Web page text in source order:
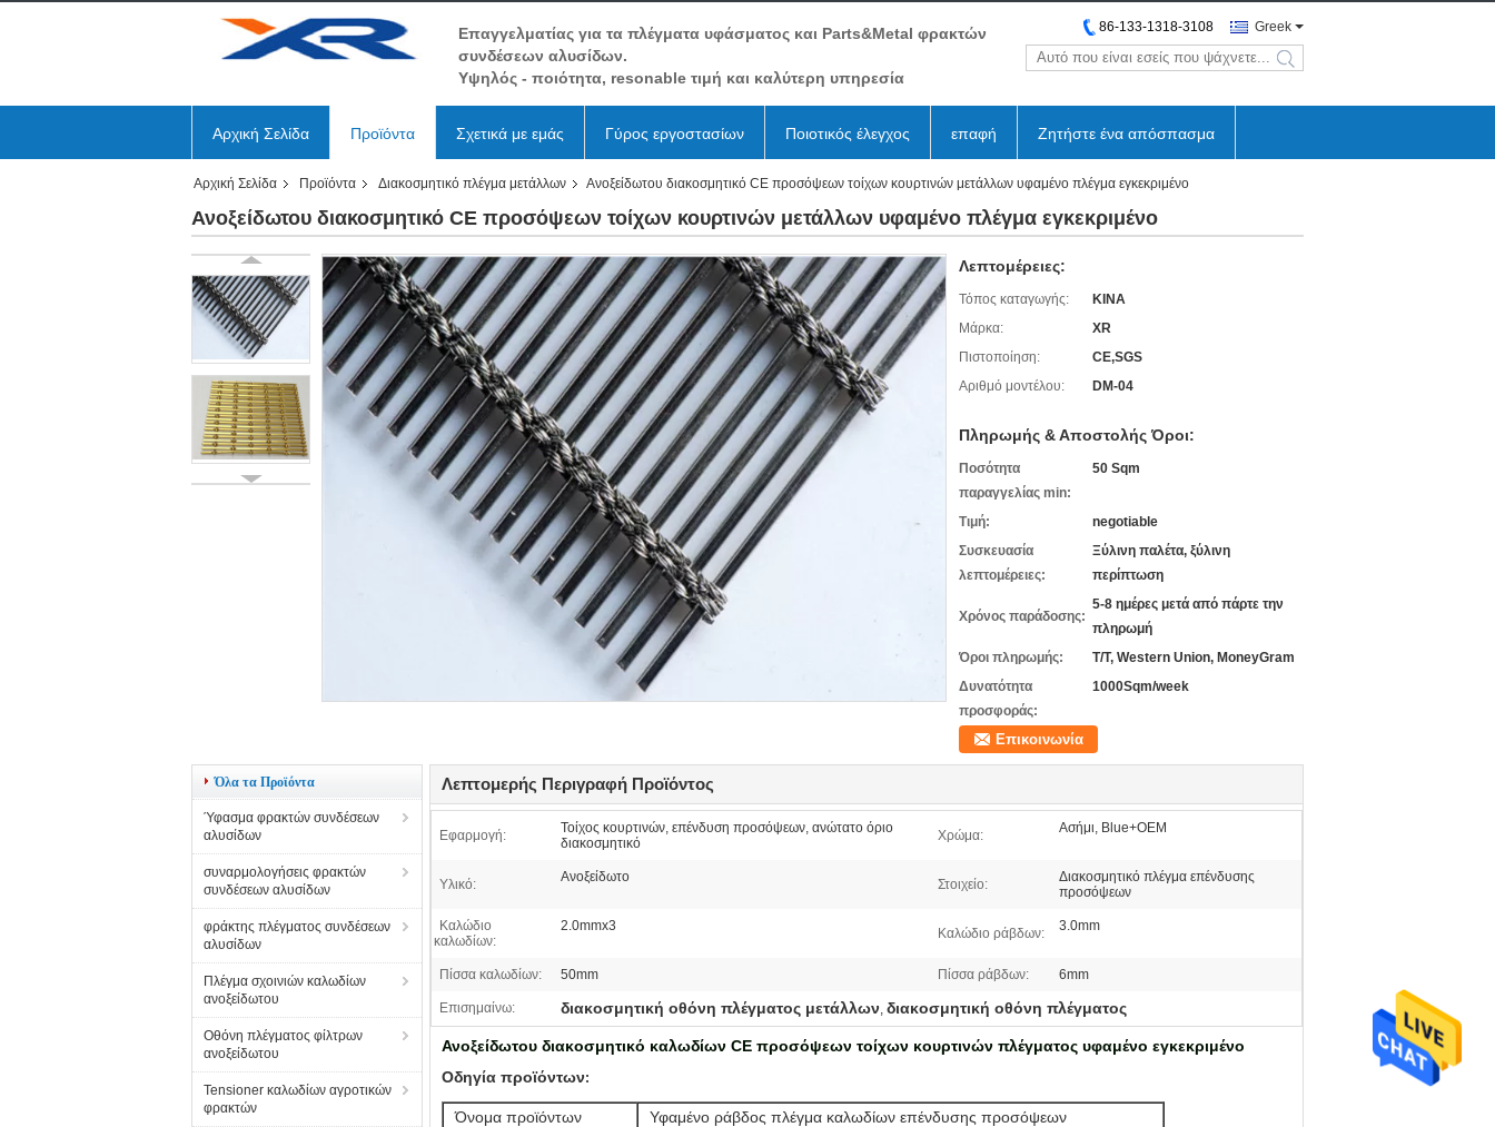
Επαγγελματίας για τα πλέγματα υφάσματος και Parts&Metal φρακτών
συνδέσεων αλυσίδων.
Υψηλός - ποιότητα, resonable τιμή και καλύτερη υπηρεσία
Greek
86-133-1318-3108
search
Αρχική Σελίδα Προϊόντα Σχετικά με εμάς Γύρος εργοστασίων Ποιοτικός έλεγχος επαφή Ζητήστε ένα απόσπασμα
Αρχική Σελίδα Προϊόντα Διακοσμητικό πλέγμα μετάλλων Ανοξείδωτου διακοσμητικό CE προσόψεων τοίχων κουρτινών μετάλλων υφαμένο πλέγμα εγκεκριμένο
Ανοξείδωτου διακοσμητικό CE προσόψεων τοίχων κουρτινών μετάλλων υφαμένο πλέγμα εγκεκριμένο
Λεπτομέρειες:
Τόπος καταγωγής:
ΚΙΝΑ
Μάρκα:
XR
Πιστοποίηση:
CE,SGS
Αριθμό μοντέλου:
DM-04
Πληρωμής & Αποστολής Όροι:
Ποσότητα
παραγγελίας min:
50 Sqm
Τιμή:
negotiable
Συσκευασία
λεπτομέρειες:
Ξύλινη παλέτα, ξύλινη
περίπτωση
Χρόνος παράδοσης:
5-8 ημέρες μετά από πάρτε την
πληρωμή
Όροι πληρωμής:
T/T, Western Union, MoneyGram
Δυνατότητα
προσφοράς:
1000Sqm/week
Επικοινωνία
Όλα τα Προϊόντα
Ύφασμα φρακτών συνδέσεων
αλυσίδων
συναρμολογήσεις φρακτών
συνδέσεων αλυσίδων
φράκτης πλέγματος συνδέσεων
αλυσίδων
Πλέγμα σχοινιών καλωδίων
ανοξείδωτου
Οθόνη πλέγματος φίλτρων
ανοξείδωτου
Tensioner καλωδίων αγροτικών
φρακτών
Λεπτομερής Περιγραφή Προϊόντος
Εφαρμογή:
Τοίχος κουρτινών, επένδυση προσόψεων, ανώτατο όριο
διακοσμητικό
Χρώμα: Ασήμι, Blue+OEM
Υλικό: Ανοξείδωτο Στοιχείο:
Διακοσμητικό πλέγμα επένδυσης
προσόψεων
Καλώδιο
καλωδίων:
2.0mmx3 Καλώδιο ράβδων: 3.0mm
Πίσσα καλωδίων: 50mm Πίσσα ράβδων: 6mm
Επισημαίνω: διακοσμητική οθόνη πλέγματος μετάλλων, διακοσμητική οθόνη πλέγματος
Ανοξείδωτου διακοσμητικό καλωδίων CE προσόψεων τοίχων κουρτινών πλέγματος υφαμένο εγκεκριμένο
Οδηγία προϊόντων:
Όνομα προϊόντων
Υφαμένο ράβδος πλέγμα καλωδίων επένδυσης προσόψεων